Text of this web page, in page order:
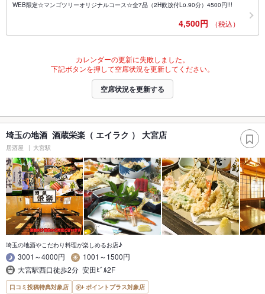
WEB限定☆マンゴツリーオリジナルコース☆全7品（2H飲放付Lo.90分）4500円!!!
4,500円 （税込）
カレンダーの更新に失敗しました。
下記ボタンを押して空席状況を更新してください。
空席状況を更新する
埼玉の地酒 酒蔵栄楽（ エイラク ） 大宮店
居酒屋 大宮駅
埼玉の地酒やこだわり料理が楽しめるお店♪
3001～4000円
1001～1500円
大宮駅西口徒歩2分 安田ﾋﾞﾙ2F
口コミ投稿特典対象店 ポイントプラス対象店